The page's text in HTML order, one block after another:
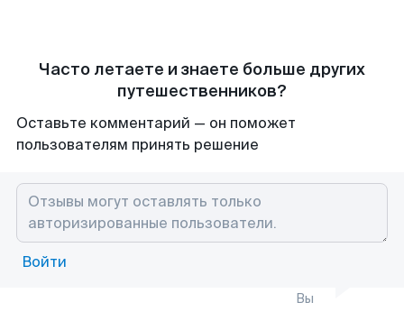
Часто летаете и знаете больше других
путешественников?
Оставьте комментарий — он поможет
пользователям принять решение
Войти
Вы